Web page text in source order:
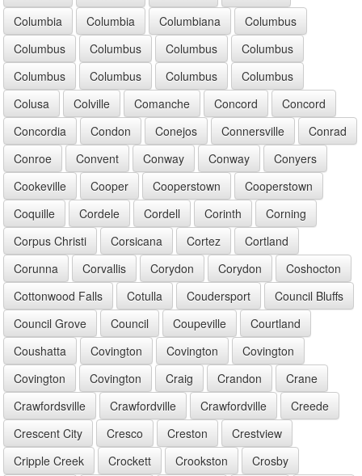
Columbia
Columbia Columbiana
Columbus
Columbus
Columbus Columbus
Columbus
Columbus
Columbus Columbus
Columbus
Colusa
Colville Comanche Concord
Concord
Concordia
Condon Conejos Connersville
Conrad
Conroe
Convent Conway Conway
Conyers
Cookeville
Cooper Cooperstown
Cooperstown
Coquille
Cordele Cordell Corinth
Corning
Corpus Christi
Corsicana Cortez
Cortland
Corunna
Corvallis Corydon Corydon
Coshocton
Cottonwood Falls
Cotulla Coudersport
Council Bluffs
Council Grove
Council Coupeville
Courtland
Coushatta
Covington Covington
Covington
Covington
Covington Craig Crandon
Crane
Crawfordsville
Crawfordville Crawfordville
Creede
Crescent City
Cresco Creston
Crestview
Cripple Creek
Crockett Crookston
Crosby